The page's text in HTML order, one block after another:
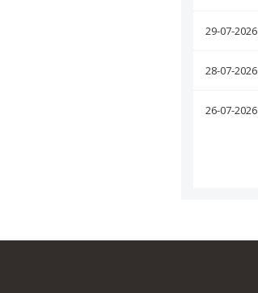
29-07-2026
28-07-2026
26-07-2026